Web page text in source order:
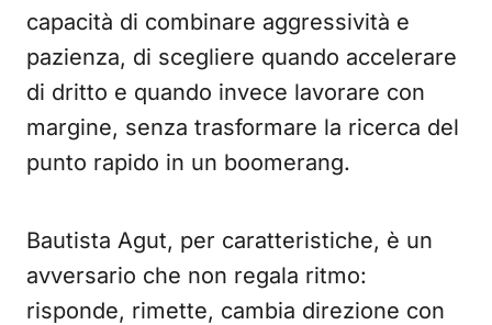
capacità di combinare aggressività e
pazienza, di scegliere quando accelerare
di dritto e quando invece lavorare con
margine, senza trasformare la ricerca del
punto rapido in un boomerang.
Bautista Agut, per caratteristiche, è un
avversario che non regala ritmo:
risponde, rimette, cambia direzione con